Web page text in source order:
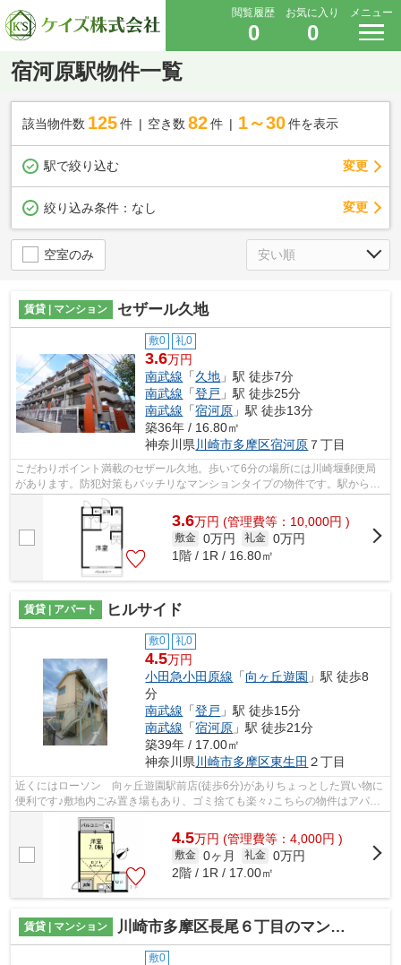
閲覧履歴
0
お気に入り
0
メニュー
宿河原駅物件一覧
該当物件数 125件 空き数 82 件 1～30 件を表示
駅で絞り込む 変更
絞り込み条件： なし 変更
空室のみ
賃貸 | マンション セザール久地
敷0 礼0
3.6万円
南武線 「久地 」駅 徒歩7分
南武線 「登戸 」駅 徒歩25分
南武線 「宿河原 」駅 徒歩13分
築36年 / 16.80㎡
神奈川県川崎市多摩区宿河原 ７丁目
こだわりポイント満載のセザール久地。歩いて6分の場所には川崎堰郵便局
があります。防犯対策もバッチリなマンションタイプの物件です。駅から徒
歩7分に立地する物件です。川崎市多摩...
3.6万円 (管理費等：10,000円 )
敷金 0万円 礼金 0万円
1階 / 1R / 16.80㎡
賃貸 | アパート ヒルサイド
敷0 礼0
4.5万円
小田急小田原線 「向ヶ丘遊園 」駅 徒歩8
分
南武線 「登戸 」駅 徒歩15分
南武線 「宿河原 」駅 徒歩21分
築39年 / 17.00㎡
神奈川県 川崎市多摩区東生田 ２丁目
近くにはローソン 向ヶ丘遊園駅前店(徒歩6分)がありちょっとした買い物に
便利です♪敷地内ごみ置き場もあり、ゴミ捨ても楽々♪こちらの物件はアパー
トです♪目的に応じて駅を選べること...
4.5万円 (管理費等：4,000円 )
敷金 0ヶ月 礼金 0万円
2階 / 1R / 17.00㎡
賃貸 | マンション 川崎市多摩区長尾６丁目のマンション
敷0